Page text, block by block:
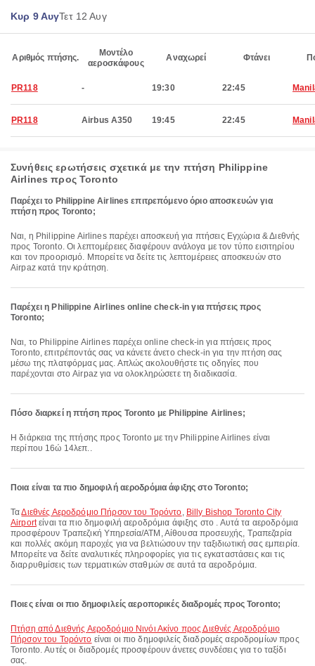
Κυρ 9 ΑυγΤετ 12 Αυγ
Αριθμός πτήσης.
Μοντέλο
αεροσκάφους
Αναχωρεί Φτάνει
PR118 - 19:30 22:45
PR118 Airbus A350 19:45 22:45
Συνήθεις ερωτήσεις σχετικά με την πτήση Philippine
Airlines προς Toronto
Παρέχει το Philippine Airlines επιτρεπόμενο όριο αποσκευών για
πτήση προς Toronto;
Ναι, η Philippine Airlines παρέχει αποσκευή για πτήσεις Εγχώρια & Διεθνής
προς Toronto. Οι λεπτομέρειες διαφέρουν ανάλογα με τον τύπο εισιτηρίου
και τον προορισμό. Μπορείτε να δείτε τις λεπτομέρειες αποσκευών στο
Airpaz κατά την κράτηση.
Παρέχει η Philippine Airlines online check-in για πτήσεις προς
Toronto;
Ναι, το Philippine Airlines παρέχει online check-in για πτήσεις προς
Toronto, επιτρέποντάς σας να κάνετε άνετο check-in για την πτήση σας
μέσω της πλατφόρμας μας. Απλώς ακολουθήστε τις οδηγίες που
παρέχονται στο Airpaz για να ολοκληρώσετε τη διαδικασία.
Πόσο διαρκεί η πτήση προς Toronto με Philippine Airlines;
Η διάρκεια της πτήσης προς Toronto με την Philippine Airlines είναι
περίπου 16ώ 14λεπ..
Ποια είναι τα πιο δημοφιλή αεροδρόμια άφιξης στο Toronto;
ΤαΔιεθνές Αεροδρόμιο Πήρσον του Τορόντο, Billy Bishop Toronto City
Airportείναι τα πιο δημοφιλή αεροδρόμια άφιξης στο . Αυτά τα αεροδρόμια
προσφέρουν Τραπεζική Υπηρεσία/ΑΤΜ, Αίθουσα προσευχής, Τραπεζαρία
και πολλές ακόμη παροχές για να βελτιώσουν την ταξιδιωτική σας εμπειρία.
Μπορείτε να δείτε αναλυτικές πληροφορίες για τις εγκαταστάσεις και τις
διαρρυθμίσεις των τερματικών σταθμών σε αυτά τα αεροδρόμια.
Ποιες είναι οι πιο δημοφιλείς αεροπορικές διαδρομές προς Toronto;
πτήση από Διεθνής Αεροδρόμιο Νινόι Ακίνο προς Διεθνές Αεροδρόμιο
Πήρσον του Τορόντο είναι οι πιο δημοφιλείς διαδρομές αεροδρομίων προς
Toronto. Αυτές οι διαδρομές προσφέρουν άνετες συνδέσεις για το ταξίδι
σας.